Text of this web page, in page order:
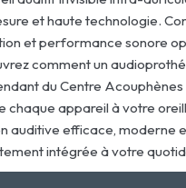
et haute technologie.
et performance sonore
comment un
du Centre Acouphènes
chaque appareil à votre
auditive efficace, moderne
intégrée à votre